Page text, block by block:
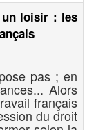
un loisir : les
pas ; en
Alors
français
du droit